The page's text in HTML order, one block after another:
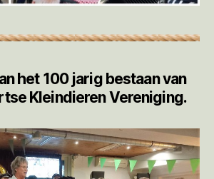
het 100 jarig bestaan van
Kleindieren Vereniging.